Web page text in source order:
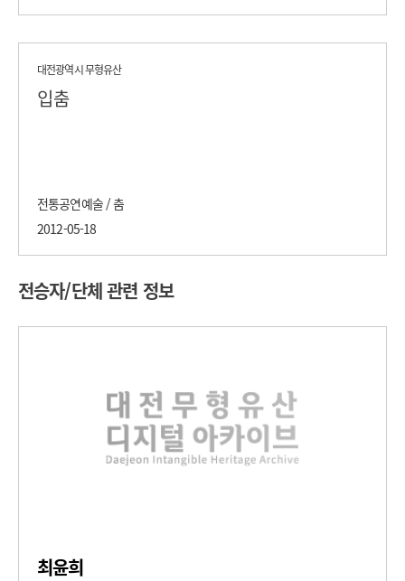
대전광역시 무형유산
입춤
전통공연예술 / 춤
2012-05-18
전승자/단체 관련 정보
최윤희